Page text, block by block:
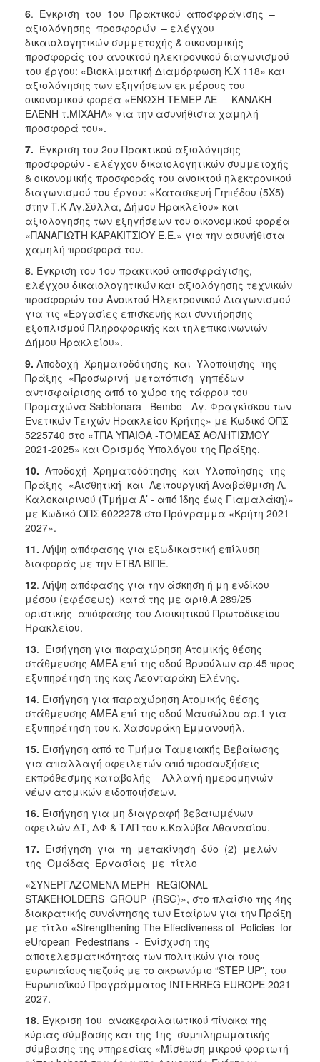
6. Έγκριση του 1ου Πρακτικού αποσφράγισης –
αξιολόγησης προσφορών – ελέγχου
δικαιολογητικών συμμετοχής & οικονομικής
προσφοράς του ανοικτού ηλεκτρονικού διαγωνισμού
του έργου: «Βιοκλιματική Διαμόρφωση Κ.Χ 118» και
αξιολόγησης των εξηγήσεων εκ μέρους του
οικονομικού φορέα «ΕΝΩΣΗ ΤΕΜΕΡ ΑΕ – ΚΑΝΑΚΗ
ΕΛΕΝΗ τ.ΜΙΧΑΗΛ» για την ασυνήθιστα χαμηλή
προσφορά του».
7. Έγκριση του 2ου Πρακτικού αξιολόγησης
προσφορών - ελέγχου δικαιολογητικών συμμετοχής
& οικονομικής προσφοράς του ανοικτού ηλεκτρονικού
διαγωνισμού του έργου: «Κατασκευή Γηπέδου (5Χ5)
στην Τ.Κ Αγ.Σύλλα, Δήμου Ηρακλείου» και
αξιολογησης των εξηγήσεων του οικονομικού φορέα
«ΠΑΝΑΓΙΩΤΗ ΚΑΡΑΚΙΤΣΙΟΥ Ε.Ε.» για την ασυνήθιστα
χαμηλή προσφορά του.
8. Έγκριση του 1ου πρακτικού αποσφράγισης,
ελέγχου δικαιολογητικών και αξιολόγησης τεχνικών
προσφορών του Ανοικτού Ηλεκτρονικού Διαγωνισμού
για τις «Εργασίες επισκευής και συντήρησης
εξοπλισμού Πληροφορικής και τηλεπικοινωνιών
Δήμου Ηρακλείου».
9. Αποδοχή Χρηματοδότησης και Υλοποίησης της
Πράξης «Προσωρινή μετατόπιση γηπέδων
αντισφαίρισης από το χώρο της τάφρου του
Προμαχώνα Sabbionara –Bembo - Αγ. Φραγκίσκου των
Ενετικών Τειχών Ηρακλείου Κρήτης» με Κωδικό ΟΠΣ
5225740 στο «ΤΠΑ ΥΠΑΙΘΑ -ΤΟΜΕΑΣ ΑΘΛΗΤΙΣΜΟΥ
2021-2025» και Ορισμός Υπολόγου της Πράξης.
10. Αποδοχή Χρηματοδότησης και Υλοποίησης της
Πράξης «Αισθητική και Λειτουργική Αναβάθμιση Λ.
Καλοκαιρινού (Τμήμα Α’ - από Ίδης έως Γιαμαλάκη)»
με Κωδικό ΟΠΣ 6022278 στο Πρόγραμμα «Κρήτη 2021-
2027».
11. Λήψη απόφασης για εξωδικαστική επίλυση
διαφοράς με την ΕΤΒΑ ΒΙΠΕ.
12. Λήψη απόφασης για την άσκηση ή μη ενδίκου
μέσου (εφέσεως) κατά της με αριθ.Α 289/25
οριστικής απόφασης του Διοικητικού Πρωτοδικείου
Ηρακλείου.
13. Εισήγηση για παραχώρηση Ατομικής θέσης
στάθμευσης ΑΜΕΑ επί της οδού Βρυούλων αρ.45 προς
εξυπηρέτηση της κας Λεονταράκη Ελένης.
14. Εισήγηση για παραχώρηση Ατομικής θέσης
στάθμευσης ΑΜΕΑ επί της οδού Μαυσώλου αρ.1 για
εξυπηρέτηση του κ. Χασουράκη Εμμανουήλ.
15. Εισήγηση από το Τμήμα Ταμειακής Βεβαίωσης
για απαλλαγή οφειλετών από προσαυξήσεις
εκπρόθεσμης καταβολής – Αλλαγή ημερομηνιών
νέων ατομικών ειδοποιήσεων.
16. Εισήγηση για μη διαγραφή βεβαιωμένων
οφειλών ΔΤ, ΔΦ & ΤΑΠ του κ.Καλύβα Αθανασίου.
17. Εισήγηση για τη μετακίνηση δύο (2) μελών
της Ομάδας Εργασίας με τίτλο
«ΣΥΝΕΡΓΑΖΟΜΕΝΑ ΜΕΡΗ -REGIONAL
STAKEHOLDERS GROUP (RSG)», στο πλαίσιο της 4ης
διακρατικής συνάντησης των Εταίρων για την Πράξη
με τίτλο «Strengthening The Effectiveness of Policies for
eUropean Pedestrians - Ενίσχυση της
αποτελεσματικότητας των πολιτικών για τους
ευρωπαίους πεζούς με το ακρωνύμιο “STEP UP”, του
Ευρωπαϊκού Προγράμματος INTERREG EUROPE 2021-
2027.
18. Έγκριση 1ου ανακεφαλαιωτικού πίνακα της
κύριας σύμβασης και της 1ης συμπληρωματικής
σύμβασης της υπηρεσίας «Μίσθωση μικρού φορτωτή